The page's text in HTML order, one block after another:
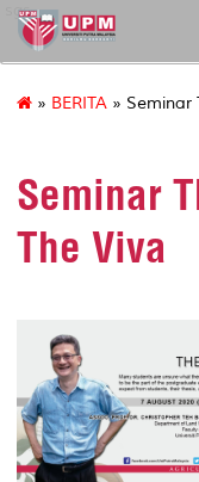
sgs
» BERITA » Seminar
Seminar
The Viva